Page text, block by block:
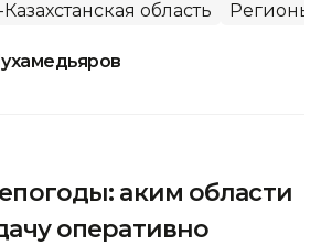
область Регионы
аким области
оперативно